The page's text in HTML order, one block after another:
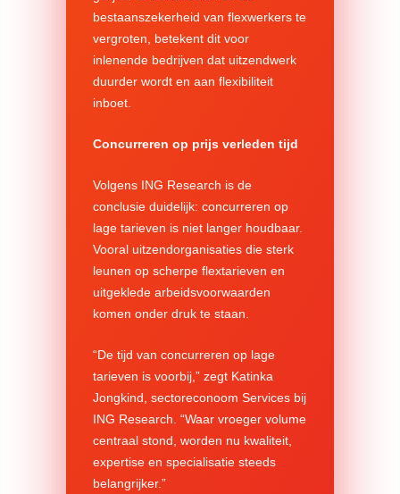
bestaanszekerheid van flexwerkers te
vergroten, betekent dit voor
inlenende bedrijven dat uitzendwerk
duurder wordt en aan flexibiliteit
inboet.
Concurreren op prijs verleden tijd
Volgens ING Research is de
conclusie duidelijk: concurreren op
lage tarieven is niet langer houdbaar.
Vooral uitzendorganisaties die sterk
leunen op scherpe flextarieven en
uitgeklede arbeidsvoorwaarden
komen onder druk te staan.
“De tijd van concurreren op lage
tarieven is voorbij,” zegt Katinka
Jongkind, sectoreconoom Services bij
ING Research. “Waar vroeger volume
centraal stond, worden nu kwaliteit,
expertise en specialisatie steeds
belangrijker.”